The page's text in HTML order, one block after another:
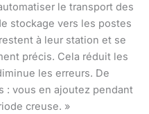
le transport des
stockage vers les postes
à leur station et se
précis. Cela réduit les
les erreurs. De
: vous en ajoutez pendant
creuse. »